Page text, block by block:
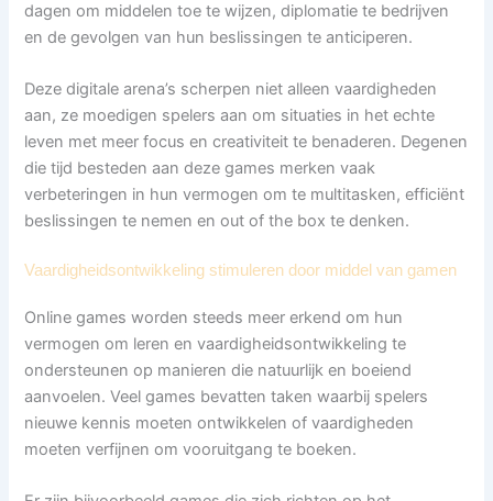
dagen om middelen toe te wijzen, diplomatie te bedrijven
en de gevolgen van hun beslissingen te anticiperen.
Deze digitale arena’s scherpen niet alleen vaardigheden
aan, ze moedigen spelers aan om situaties in het echte
leven met meer focus en creativiteit te benaderen. Degenen
die tijd besteden aan deze games merken vaak
verbeteringen in hun vermogen om te multitasken, efficiënt
beslissingen te nemen en out of the box te denken.
Vaardigheidsontwikkeling stimuleren door middel van gamen
Online games worden steeds meer erkend om hun
vermogen om leren en vaardigheidsontwikkeling te
ondersteunen op manieren die natuurlijk en boeiend
aanvoelen. Veel games bevatten taken waarbij spelers
nieuwe kennis moeten ontwikkelen of vaardigheden
moeten verfijnen om vooruitgang te boeken.